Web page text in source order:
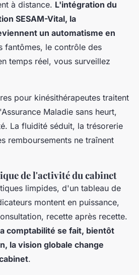
à distance. L'intégration du
SESAM-Vital, la
un automatisme en
fantômes, le contrôle des
temps réel, vous surveillez
pour kinésithérapeutes traitent
Maladie sans heurt,
La fluidité séduit, la trésorerie
remboursements ne traînent
de l'activité du cabinet
limpides, d'un tableau de
montent en puissance,
recette après recette.
comptabilité se fait, bientôt
la vision globale change
.